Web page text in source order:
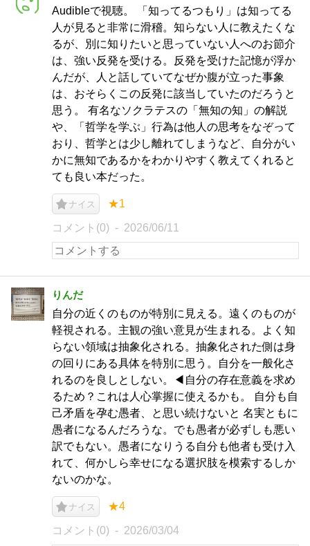
Audibleで視聴。 「知ってるつもり」は知ってる
人が見ると非常に滑稽。知らない人に教えたくな
るが、別に知りたいと思っていない人へのお節介
は、強い反発を受ける。反発を受けた記憶が浮か
んだが、人と話していてなぜか腹が立った事象
は、おそらくこの反発に該当していたのだろうと
思う。 有名なソクラテスの「無知の知」の解説
や、「哲学を学ぶ」行為は他人の思考をなぞって
おり、哲学とは少し離れてしまうなど、自分がい
かに無知であるかをわかりやすく教えてくれると
ても良い本だった。
ナイス ★1
コメント(0) 2026/06/11
りんだ
自分の近くのものが特別に見える。遠くのものが
軽視される。主観の強い意見が生まれる。よく知
らない領域は抽象化される。抽象化された側は身
の回りにある具体を特別に思う。自分を一般化さ
れるのを良しとしない。◀︎自分の存在意義を求め
るため？これは人心掌握に使えるかも。 自分も自
己矛盾を孕む愚者、と思い続けないと 名実ともに
愚者になるんだろうな。でも愚者が必ずしも悪い
訳でもない。愚者になりうる自分も他者も受け入
れて、何かしら幸せになる選択肢を模索するしか
ないのかな。
ナイス ★4
コメント(0) 2026/03/04